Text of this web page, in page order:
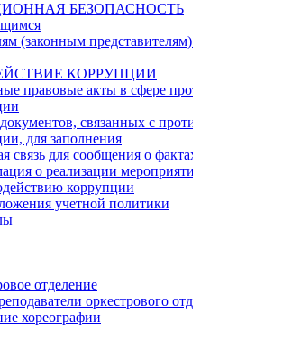
БЕЗОПАСНОСТЬ
(законным представителям) учащихся
КОРРУПЦИИ
правовые акты в сфере противодействия
связанных с противодействием
для заполнения
связь для сообщения о фактах коррупции
о реализации мероприятий по
коррупции
учетной политики
отделение
оркестрового отделения
хореографии